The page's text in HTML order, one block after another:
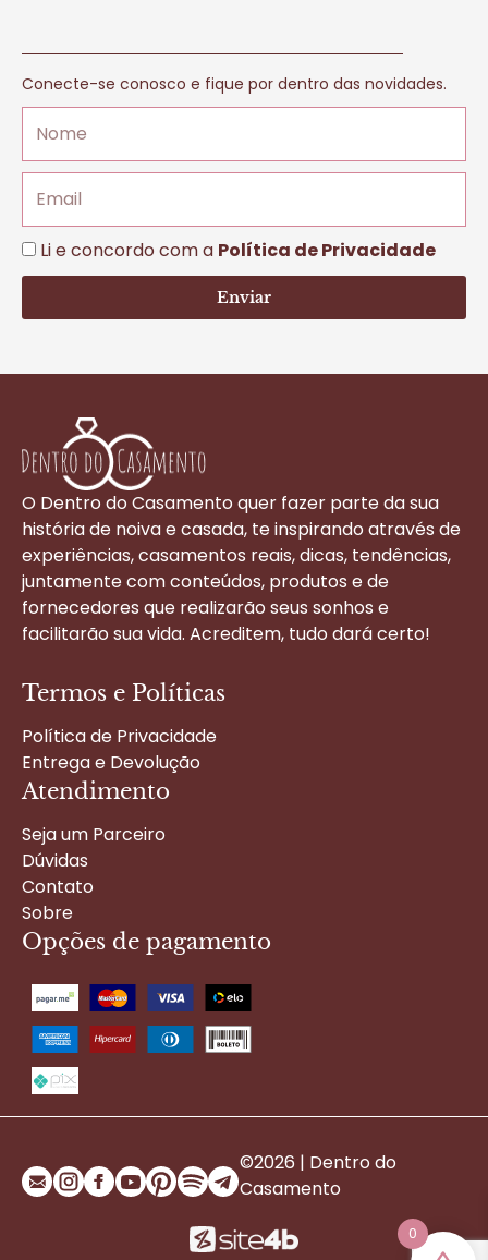
Conecte-se conosco e fique por dentro das novidades.
LGPD
Li e concordo com a Política de Privacidade
Enviar
O Dentro do Casamento quer fazer parte da sua
história de noiva e casada, te inspirando através de
experiências, casamentos reais, dicas, tendências,
juntamente com conteúdos, produtos e de
fornecedores que realizarão seus sonhos e
facilitarão sua vida. Acreditem, tudo dará certo!
Termos e Políticas
Política de Privacidade
Entrega e Devolução
Atendimento
Seja um Parceiro
Dúvidas
Contato
Sobre
Opções de pagamento
©2026 | Dentro do
Casamento
0